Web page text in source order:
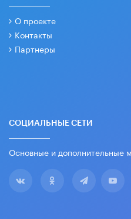
О проекте
Контакты
Партнеры
СОЦИАЛЬНЫЕ СЕТИ
Основные и дополнительные